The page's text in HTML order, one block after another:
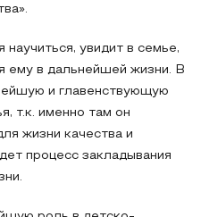
увидит в семье,
ему в дальнейшей жизни. В
и главенствующую
т.к. именно там он
жизни качества и
процесс закладывания